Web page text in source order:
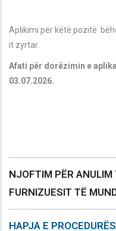
Aplikimi për këtë pozitë
it zyrtar.
Afati për dorëzimin e
03.07.2026.
NJOFTIM PËR ANULIM
FURNIZUESIT TË
HAPJA E